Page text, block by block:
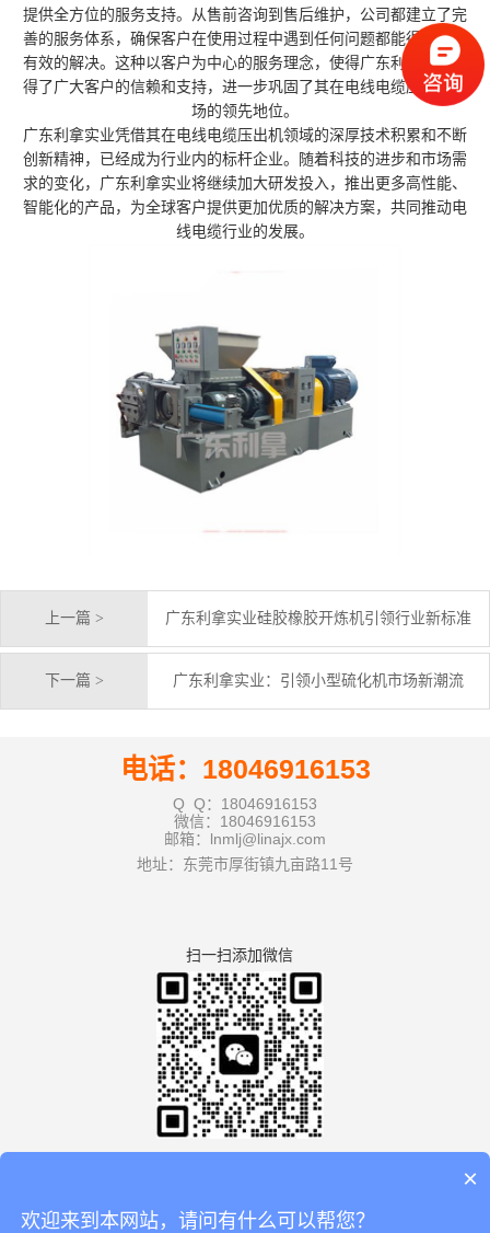
提供全方位的服务支持。从售前咨询到售后维护，公司都建立了完
善的服务体系，确保客户在使用过程中遇到任何问题都能得到及时
有效的解决。这种以客户为中心的服务理念，使得广东利拿实业赢
得了广大客户的信赖和支持，进一步巩固了其在电线电缆压出机市
场的领先地位。
广东利拿实业凭借其在电线电缆压出机领域的深厚技术积累和不断
创新精神，已经成为行业内的标杆企业。随着科技的进步和市场需
求的变化，广东利拿实业将继续加大研发投入，推出更多高性能、
智能化的产品，为全球客户提供更加优质的解决方案，共同推动电
线电缆行业的发展。
上一篇 > 广东利拿实业硅胶橡胶开炼机引领行业新标准
下一篇 > 广东利拿实业：引领小型硫化机市场新潮流
电话：18046916153
Q Q：18046916153
微信：18046916153
邮箱：lnmlj@linajx.com
地址：东莞市厚街镇九亩路11号
扫一扫添加微信
×
欢迎来到本网站，请问有什么可以帮您？